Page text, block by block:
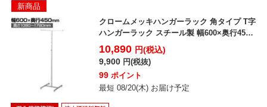
新商品
クロームメッキハンガーラック 角タイプ T字
ハンガーラック スチール製 幅600×奥行450×
高さ1...
10,890 円(税込)
9,900 円(税抜)
99 ポイント
最短 08/20(木) お届け予定